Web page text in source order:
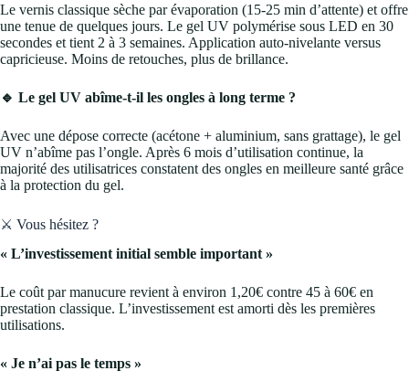
Le vernis classique sèche par évaporation (15-25 min d’attente) et offre
une tenue de quelques jours. Le gel UV polymérise sous LED en 30
secondes et tient 2 à 3 semaines. Application auto-nivelante versus
capricieuse. Moins de retouches, plus de brillance.
🔹 Le gel UV abîme-t-il les ongles à long terme ?
Avec une dépose correcte (acétone + aluminium, sans grattage), le gel
UV n’abîme pas l’ongle. Après 6 mois d’utilisation continue, la
majorité des utilisatrices constatent des ongles en meilleure santé grâce
à la protection du gel.
⚔️ Vous hésitez ?
« L’investissement initial semble important »
Le coût par manucure revient à environ 1,20€ contre 45 à 60€ en
prestation classique. L’investissement est amorti dès les premières
utilisations.
« Je n’ai pas le temps »